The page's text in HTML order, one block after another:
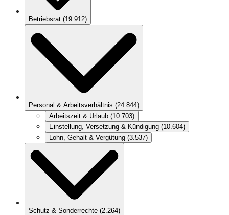
Betriebsrat (19.912)
Personal & Arbeitsverhältnis (24.844)
Arbeitszeit & Urlaub (10.703)
Einstellung, Versetzung & Kündigung (10.604)
Lohn, Gehalt & Vergütung (3.537)
Schutz & Sonderrechte (2.264)